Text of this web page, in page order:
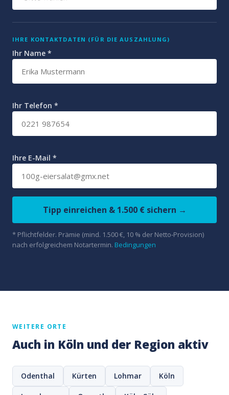
IHRE KONTAKTDATEN (FÜR DIE AUSZAHLUNG)
Ihr Name *
Ihr Telefon *
Ihre E-Mail *
Tipp einreichen & 1.500 € sichern →
* Pflichtfelder. Prämie (mind. 1.500 €, 10 % der Netto-Provision)
nach erfolgreichem Notartermin. Bedingungen
WEITERE ORTE
Auch in Köln und der Region aktiv
Odenthal Kürten Lohmar Köln